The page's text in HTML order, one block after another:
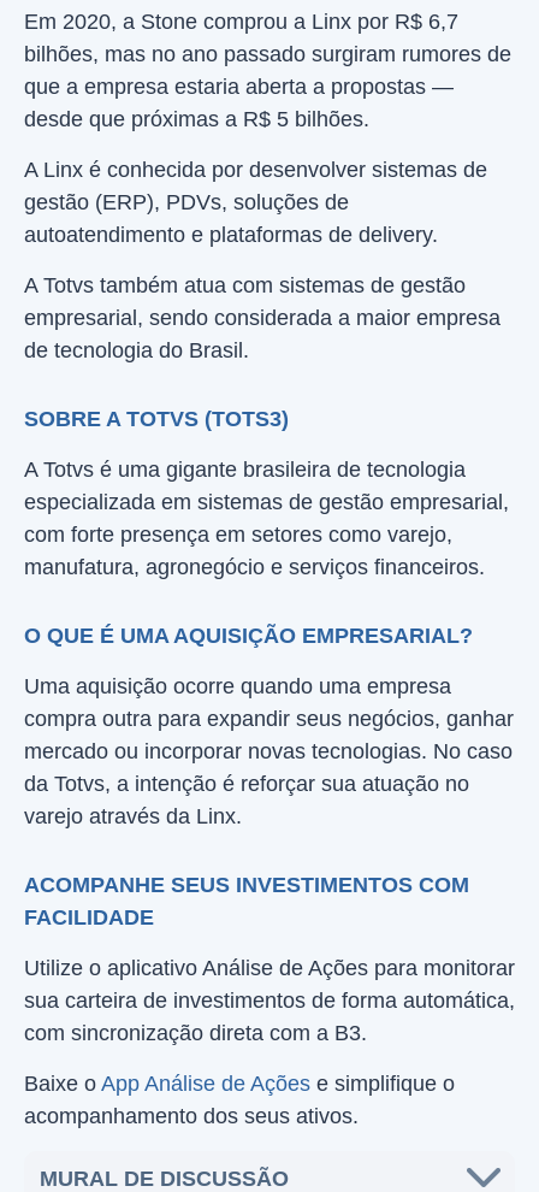
Em 2020, a Stone comprou a Linx por R$ 6,7
bilhões, mas no ano passado surgiram rumores de
que a empresa estaria aberta a propostas —
desde que próximas a R$ 5 bilhões.
A Linx é conhecida por desenvolver sistemas de
gestão (ERP), PDVs, soluções de
autoatendimento e plataformas de delivery.
A Totvs também atua com sistemas de gestão
empresarial, sendo considerada a maior empresa
de tecnologia do Brasil.
SOBRE A TOTVS (TOTS3)
A Totvs é uma gigante brasileira de tecnologia
especializada em sistemas de gestão empresarial,
com forte presença em setores como varejo,
manufatura, agronegócio e serviços financeiros.
O QUE É UMA AQUISIÇÃO EMPRESARIAL?
Uma aquisição ocorre quando uma empresa
compra outra para expandir seus negócios, ganhar
mercado ou incorporar novas tecnologias. No caso
da Totvs, a intenção é reforçar sua atuação no
varejo através da Linx.
ACOMPANHE SEUS INVESTIMENTOS COM
FACILIDADE
Utilize o aplicativo Análise de Ações para monitorar
sua carteira de investimentos de forma automática,
com sincronização direta com a B3.
Baixe o App Análise de Ações e simplifique o
acompanhamento dos seus ativos.
MURAL DE DISCUSSÃO